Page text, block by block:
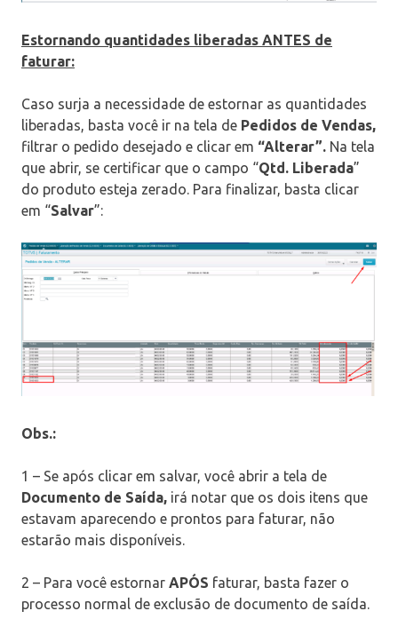
Estornando quantidades liberadas ANTES de
faturar:
Caso surja a necessidade de estornar as quantidades
liberadas, basta você ir na tela de Pedidos de Vendas,
filtrar o pedido desejado e clicar em “Alterar”. Na tela
que abrir, se certificar que o campo “Qtd. Liberada”
do produto esteja zerado. Para finalizar, basta clicar
em “Salvar”:
Obs.:
1 – Se após clicar em salvar, você abrir a tela de
Documento de Saída, irá notar que os dois itens que
estavam aparecendo e prontos para faturar, não
estarão mais disponíveis.
2 – Para você estornar APÓS faturar, basta fazer o
processo normal de exclusão de documento de saída.